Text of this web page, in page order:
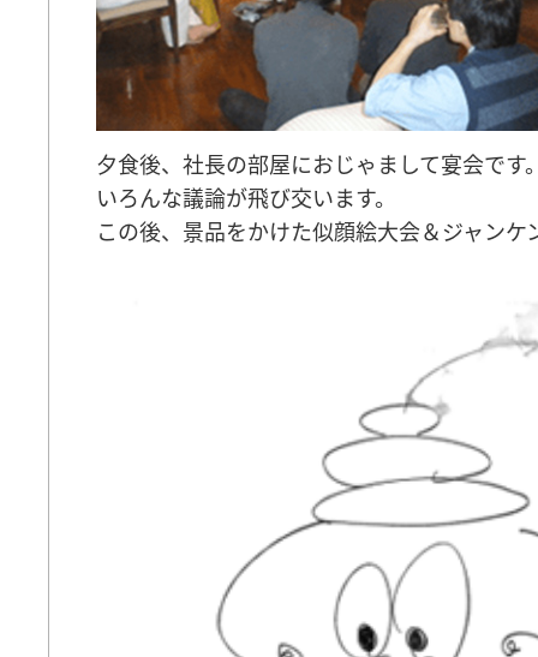
夕食後、社長の部屋におじゃまして宴会です
いろんな議論が飛び交います。
この後、景品をかけた似顔絵大会＆ジャンケ